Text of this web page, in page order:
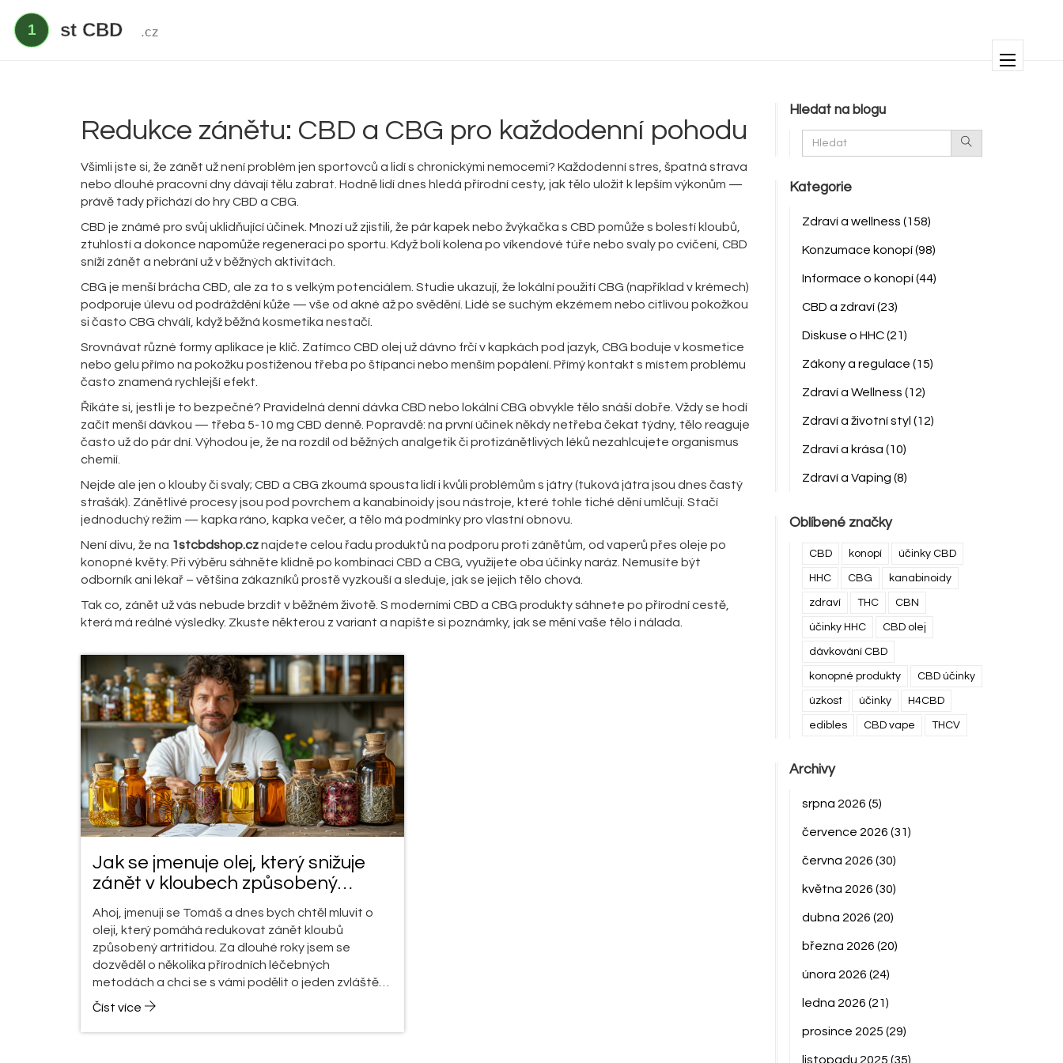
Redukce zánětu: CBD a CBG pro každodenní pohodu
Všimli jste si, že zánět už není problém jen sportovců a lidí s chronickými nemocemi? Každodenní stres, špatná strava
nebo dlouhé pracovní dny dávají tělu zabrat. Hodně lidí dnes hledá přírodní cesty, jak tělo uložit k lepším výkonům —
právě tady přichází do hry CBD a CBG.
CBD je známé pro svůj uklidňující účinek. Mnozí už zjistili, že pár kapek nebo žvýkačka s CBD pomůže s bolestí kloubů,
ztuhlostí a dokonce napomůže regeneraci po sportu. Když bolí kolena po víkendové túře nebo svaly po cvičení, CBD
sníží zánět a nebrání už v běžných aktivitách.
CBG je menší brácha CBD, ale za to s velkým potenciálem. Studie ukazují, že lokální použití CBG (například v krémech)
podporuje úlevu od podráždění kůže — vše od akné až po svědění. Lidé se suchým ekzémem nebo citlivou pokožkou
si často CBG chválí, když běžná kosmetika nestačí.
Srovnávat různé formy aplikace je klíč. Zatímco CBD olej už dávno frčí v kapkách pod jazyk, CBG boduje v kosmetice
nebo gelu přímo na pokožku postiženou třeba po štípanci nebo menším popálení. Přímý kontakt s místem problému
často znamená rychlejší efekt.
Říkáte si, jestli je to bezpečné? Pravidelná denní dávka CBD nebo lokální CBG obvykle tělo snáší dobře. Vždy se hodí
začít menší dávkou — třeba 5-10 mg CBD denně. Popravdě: na první účinek někdy netřeba čekat týdny, tělo reaguje
často už do pár dní. Výhodou je, že na rozdíl od běžných analgetik či protizánětlivých léků nezahlcujete organismus
chemií.
Nejde ale jen o klouby či svaly; CBD a CBG zkoumá spousta lidí i kvůli problémům s játry (tuková játra jsou dnes častý
strašák). Zánětlivé procesy jsou pod povrchem a kanabinoidy jsou nástroje, které tohle tiché dění umlčují. Stačí
jednoduchý režim — kapka ráno, kapka večer, a tělo má podmínky pro vlastní obnovu.
Není divu, že na 1stcbdshop.cznajdete celou řadu produktů na podporu proti zánětům, od vaperů přes oleje po
konopné květy. Při výběru sáhněte klidně po kombinaci CBD a CBG, využijete oba účinky naráz. Nemusíte být
odborník ani lékař – většina zákazníků prostě vyzkouší a sleduje, jak se jejich tělo chová.
Tak co, zánět už vás nebude brzdit v běžném životě. S moderními CBD a CBG produkty sáhnete po přírodní cestě,
která má reálné výsledky. Zkuste některou z variant a napište si poznámky, jak se mění vaše tělo i nálada.
Jak se jmenuje olej, který snižuje
zánět v kloubech způsobený
artritidou?
Ahoj, jmenuji se Tomáš a dnes bych chtěl mluvit o
oleji, který pomáhá redukovat zánět kloubů
způsobený artritidou. Za dlouhé roky jsem se
dozvěděl o několika přírodních léčebných
metodách a chci se s vámi podělit o jeden zvláště
účinný. Jde o určitý olej, který může dramaticky
na sdílení všech podrobností s vámi.
Číst více
Hledat na blogu
Kategorie
Zdraví a wellness (158)
Konzumace konopí(98)
Informace o konopí(44)
CBD a zdraví(23)
Diskuse o HHC(21)
Zákony a regulace (15)
Zdraví a Wellness (12)
Zdraví a životní styl (12)
Zdraví a krása (10)
Zdraví a Vaping (8)
Oblíbené značky
CBD konopí účinky CBD
HHC CBG kanabinoidy
zdraví THC CBN
účinky HHC CBD olej
dávkování CBD
konopné produkty CBD účinky
úzkost účinky H4CBD
edibles CBD vape THCV
Archivy
srpna 2026 (5)
července 2026 (31)
června 2026 (30)
května 2026 (30)
dubna 2026 (20)
března 2026 (20)
února 2026 (24)
ledna 2026 (21)
prosince 2025 (29)
listopadu 2025 (35)